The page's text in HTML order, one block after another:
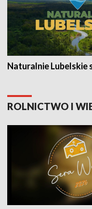
Naturalnie Lubelskie
ROLNICTWO I